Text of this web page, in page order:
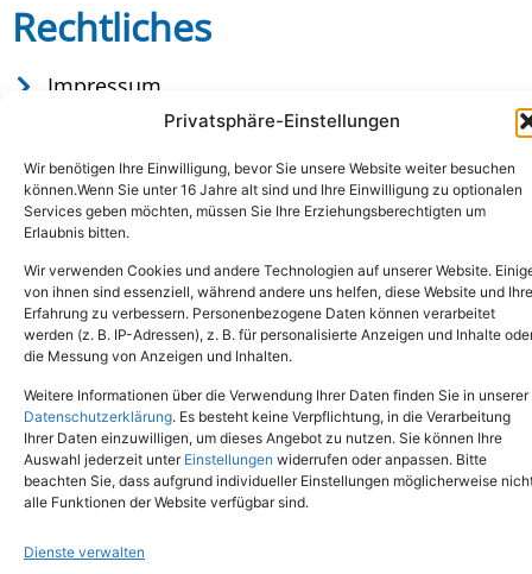
Privatsphäre-Einstellungen
Wir benötigen Ihre Einwilligung, bevor Sie unsere Website weiter besuchen
können.Wenn Sie unter 16 Jahre alt sind und Ihre Einwilligung zu optionalen
Services geben möchten, müssen Sie Ihre Erziehungsberechtigten um
Erlaubnis bitten.
Wir verwenden Cookies und andere Technologien auf unserer Website.
von ihnen sind essenziell, während andere uns helfen, diese Website und Ihre
Erfahrung zu verbessern. Personenbezogene Daten können verarbeitet
werden (z. B. IP-Adressen), z. B. für personalisierte Anzeigen und Inhalte
die Messung von Anzeigen und Inhalten.
Weitere Informationen über die Verwendung Ihrer Daten finden Sie in unserer
Datenschutzerklärung. Es besteht keine Verpflichtung, in die Verarbeitung
Ihrer Daten einzuwilligen, um dieses Angebot zu nutzen. Sie können Ihre
Auswahl jederzeit unter Einstellungen widerrufen oder anpassen. Bitte
beachten Sie, dass aufgrund individueller Einstellungen möglicherweise
alle Funktionen der Website verfügbar sind.
Dienste verwalten
Rechtliches
Impressum
Datenschutz
Copyright © 2024. Alle Rechte vorbehalten.
Tel.: (02651) - 77438info@tierheim-mayen.de
In der Pluns 1, 56727 Mayen